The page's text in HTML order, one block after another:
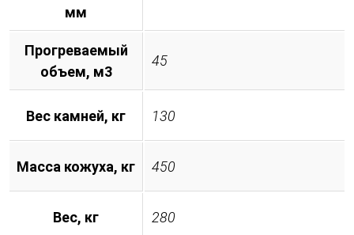
мм
Прогреваемый
объем, м3
45
Вес камней, кг 130
Масса кожуха, кг 450
Вес, кг 280